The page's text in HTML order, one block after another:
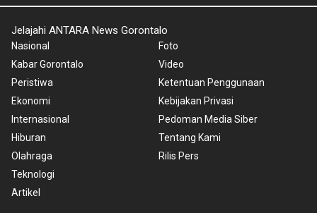
Jelajahi ANTARA News Gorontalo
Nasional
Kabar Gorontalo
Peristiwa
Ekonomi
Internasional
Hiburan
Olahraga
Teknologi
Artikel
Foto
Video
Ketentuan Penggunaan
Kebijakan Privasi
Pedoman Media Siber
Tentang Kami
Rilis Pers